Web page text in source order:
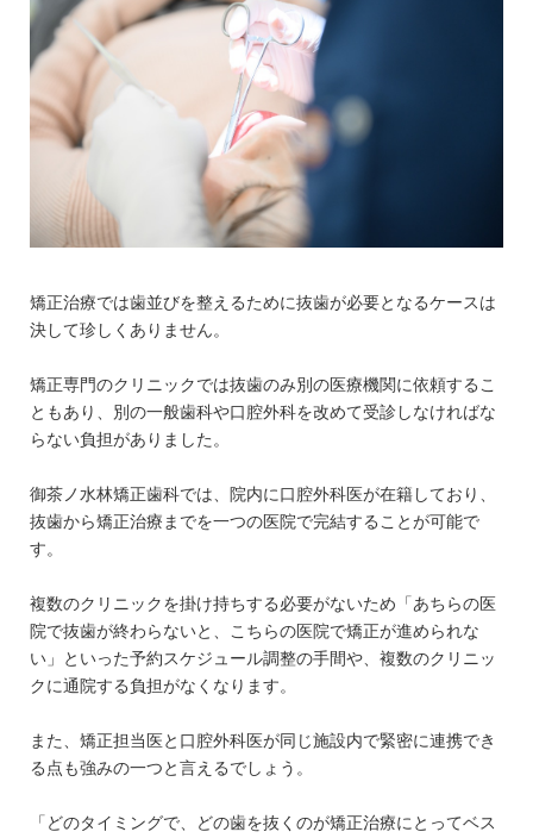
矯正治療では歯並びを整えるために抜歯が必要となるケースは
決して珍しくありません。
矯正専門のクリニックでは抜歯のみ別の医療機関に依頼するこ
ともあり、別の一般歯科や口腔外科を改めて受診しなければな
らない負担がありました。
御茶ノ水林矯正歯科では、院内に口腔外科医が在籍しており、
抜歯から矯正治療までを一つの医院で完結することが可能で
す。
複数のクリニックを掛け持ちする必要がないため「あちらの医
院で抜歯が終わらないと、こちらの医院で矯正が進められな
い」といった予約スケジュール調整の手間や、複数のクリニッ
クに通院する負担がなくなります。
また、矯正担当医と口腔外科医が同じ施設内で緊密に連携でき
る点も強みの一つと言えるでしょう。
「どのタイミングで、どの歯を抜くのが矯正治療にとってベス